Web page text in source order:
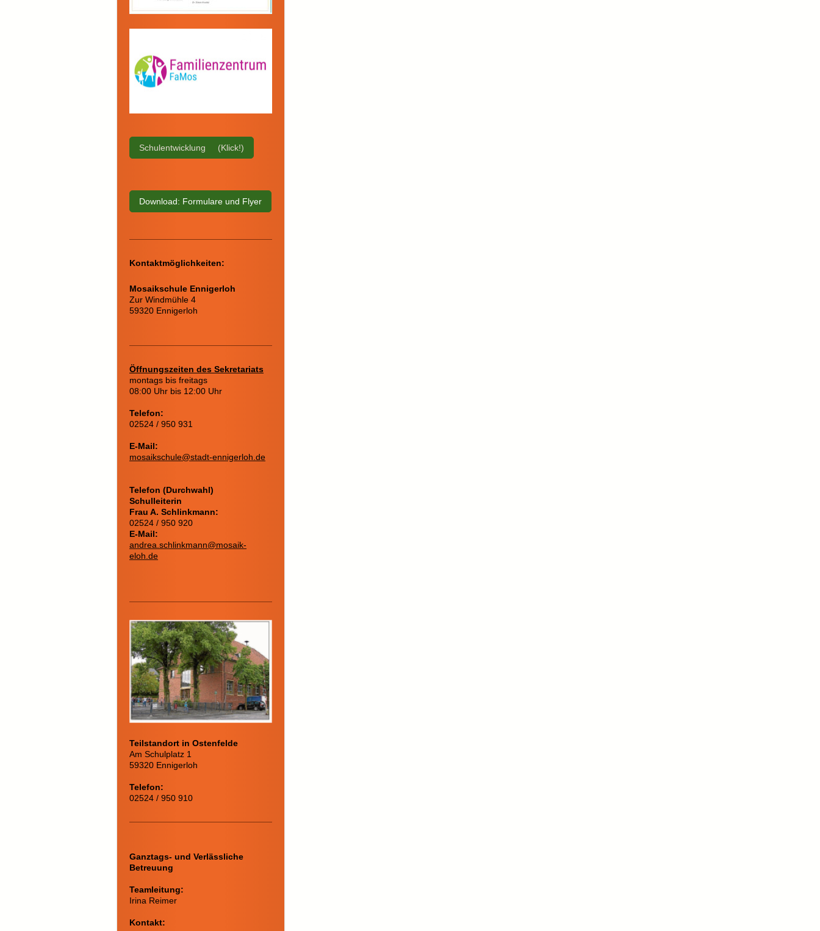
Schulentwicklung (Klick!)
Download: Formulare und Flyer
Kontaktmöglichkeiten:
Mosaikschule Ennigerloh
Zur Windmühle 4
59320 Ennigerloh
Öffnungszeiten des Sekretariats
montags bis freitags
08:00 Uhr bis 12:00 Uhr
Telefon:
02524 / 950 931
E-Mail:
mosaikschule@stadt-ennigerloh.de
Telefon (Durchwahl)
Schulleiterin
Frau A. Schlinkmann:
02524 / 950 920
E-Mail:
andrea.schlinkmann@mosaik-
eloh.de
Teilstandort in Ostenfelde
Am Schulplatz 1
59320 Ennigerloh
Telefon:
02524 / 950 910
Ganztags- und Verlässliche
Betreuung
Teamleitung:
Irina Reimer
Kontakt: